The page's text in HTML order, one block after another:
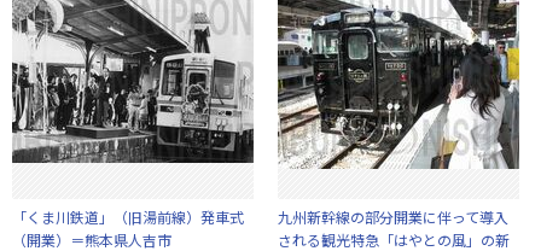
「くま川鉄道」（旧湯前線）発車式
（開業）＝熊本県人吉市
九州新幹線の部分開業に伴って導入
される観光特急「はやとの風」の新